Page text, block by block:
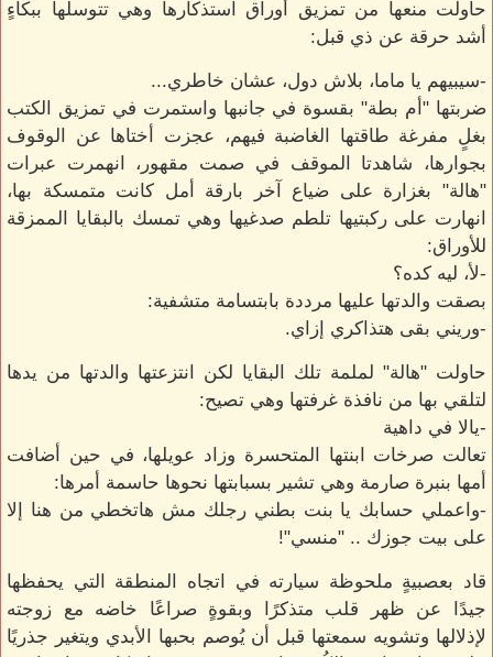
حاولت منعها من تمزيق أوراق استذكارها وهي تتوسلها ببكاءٍ
أشد حرقة عن ذي قبل:
-سيبيهم يا ماما، بلاش دول، عشان خاطري...
ضربتها "أم بطة" بقسوة في جانبها واستمرت في تمزيق الكتب
بغلٍ مفرغة طاقتها الغاضبة فيهم، عجزت أختاها عن الوقوف
بجوارها، شاهدتا الموقف في صمت مقهور، انهمرت عبرات
"هالة" بغزارة على ضياع آخر بارقة أمل كانت متمسكة بها،
انهارت على ركبتيها تلطم صدغيها وهي تمسك بالبقايا الممزقة
للأوراق:
-لأ، ليه كده؟
بصقت والدتها عليها مرددة بابتسامة متشفية:
-وريني بقى هتذاكري إزاي.
حاولت "هالة" لملمة تلك البقايا لكن انتزعتها والدتها من يدها
لتلقي بها من نافذة غرفتها وهي تصيح:
-يالا في داهية
تعالت صرخات ابنتها المتحسرة وزاد عويلها، في حين أضافت
أمها بنبرة صارمة وهي تشير بسبابتها نحوها حاسمة أمرها:
-واعملي حسابك يا بنت بطني رجلك مش هاتخطي من هنا إلا
على بيت جوزك .. "منسي"!
قاد بعصبيةٍ ملحوظة سيارته في اتجاه المنطقة التي يحفظها
جيدًا عن ظهر قلب متذكرًا وبقوةٍ صراعًا خاضه مع زوجته
لإذلالها وتشويه سمعتها قبل أن يُوصم بحبها الأبدي ويتغير جذريًا